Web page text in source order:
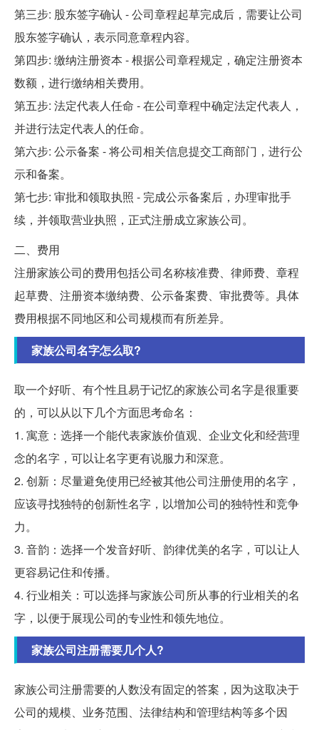
第三步: 股东签字确认 - 公司章程起草完成后，需要让公司
股东签字确认，表示同意章程内容。
第四步: 缴纳注册资本 - 根据公司章程规定，确定注册资本
数额，进行缴纳相关费用。
第五步: 法定代表人任命 - 在公司章程中确定法定代表人，
并进行法定代表人的任命。
第六步: 公示备案 - 将公司相关信息提交工商部门，进行公
示和备案。
第七步: 审批和领取执照 - 完成公示备案后，办理审批手
续，并领取营业执照，正式注册成立家族公司。
二、费用
注册家族公司的费用包括公司名称核准费、律师费、章程
起草费、注册资本缴纳费、公示备案费、审批费等。具体
费用根据不同地区和公司规模而有所差异。
家族公司名字怎么取?
取一个好听、有个性且易于记忆的家族公司名字是很重要
的，可以从以下几个方面思考命名：
1. 寓意：选择一个能代表家族价值观、企业文化和经营理
念的名字，可以让名字更有说服力和深意。
2. 创新：尽量避免使用已经被其他公司注册使用的名字，
应该寻找独特的创新性名字，以增加公司的独特性和竞争
力。
3. 音韵：选择一个发音好听、韵律优美的名字，可以让人
更容易记住和传播。
4. 行业相关：可以选择与家族公司所从事的行业相关的名
字，以便于展现公司的专业性和领先地位。
家族公司注册需要几个人?
家族公司注册需要的人数没有固定的答案，因为这取决于
公司的规模、业务范围、法律结构和管理结构等多个因